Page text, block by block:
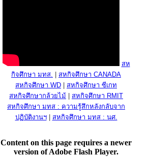
สห
กิจศึกษา มทส.
สหกิจศึกษา CANADA
สหกิจศึกษา WD
สหกิจศึกษา ซีเกท
สหกิจศึกษากล้วยไม้
สหกิจศึกษา RMIT
สหกิจศึกษา มทส : ความรู้สึกหลังกลับจาก
ปฏิบัติงานฯ| สหกิจศึกษา มทส : นศ.
Content on this page requires a newer
version of Adobe Flash Player.